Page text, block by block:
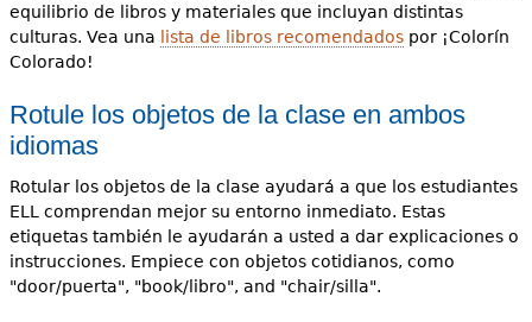
equilibrio de libros y materiales que incluyan distintas
culturas. Vea una
lista de libros recomendadospor ¡Colorín
Colorado!
Rotule los objetos de la clase en ambos
idiomas
Rotular los objetos de la clase ayudará a que los estudiantes
ELL comprendan mejor su entorno inmediato. Estas
etiquetas también le ayudarán a usted a dar explicaciones o
instrucciones. Empiece con objetos cotidianos, como
"door/puerta", "book/libro", and "chair/silla".